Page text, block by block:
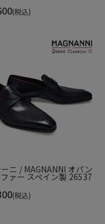
、染料を縦に描きな
トのスマートさを更に
(税込)
ニ / MAGNANNI オパン
ァー スペイン製 26537
(税込)